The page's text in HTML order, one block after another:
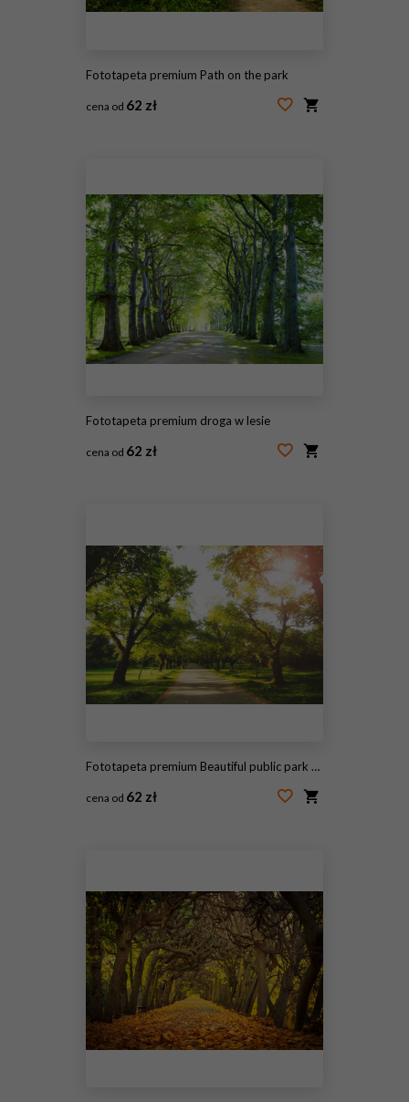
Fototapeta premium Path on the park
cena od 62 zł
Fototapeta premium droga w lesie
cena od 62 zł
Fototapeta premium Beautiful public park on the sunshine. The shadow of the tree on a sunny day. Nature summer landscape. Selective focus and blurred background.
cena od 62 zł